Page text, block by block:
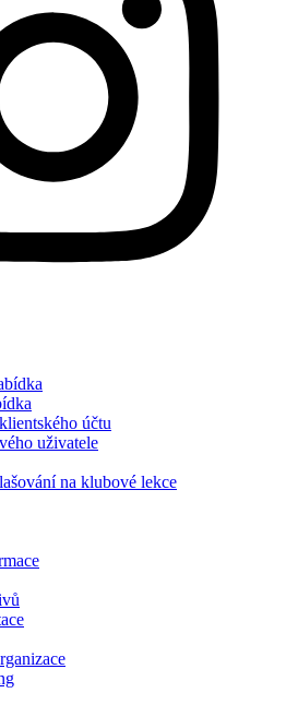
účtu
uživatele
na klubové lekce